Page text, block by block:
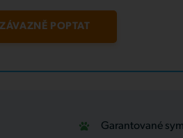
POPTAT
Garantované